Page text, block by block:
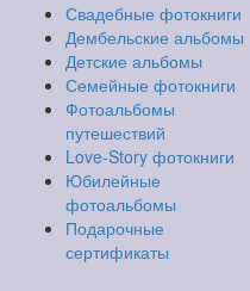
Свадебные фотокниги
Дембельские альбомы
Детские альбомы
Семейные фотокниги
Фотоальбомы
путешествий
Love-Story фотокниги
Юбилейные
фотоальбомы
Подарочные
сертификаты